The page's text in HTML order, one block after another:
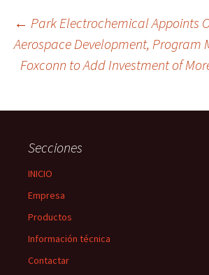
Navegación
de
entradas
← Park Electrochemical Appoints
Aerospace Development, Program
Foxconn to Add Investment of
Secciones
INICIO
Empresa
Productos
Información técnica
Contactar